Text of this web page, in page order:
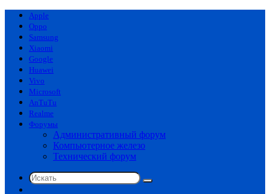
Apple
Oppo
Samsung
Xiaomi
Google
Huawei
Vivo
Microsoft
AnTuTu
Realme
Форумы
Административный форум
Компьютерное железо
Технический форум
Искать